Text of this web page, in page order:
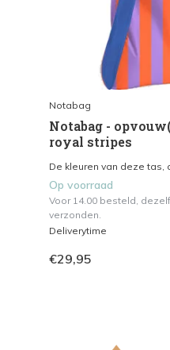
Notabag
Notabag -
royal stripes
De kleuren van deze tas,
Op voorraad
Voor 14.00 besteld,
verzonden.
Deliverytime
€29,95